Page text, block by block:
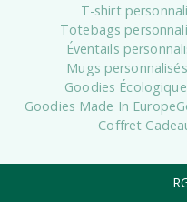
T-shirt
Totebags
Éventails
Mugs personnalisés
Goodies
Goodies Made In Europe
Coffret